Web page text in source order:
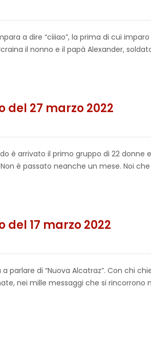
a dire “ciiiao”, la prima di cui
il nonno e il papà Alexander,
27 marzo 2022
è arrivato il primo gruppo di 22
è passato neanche un mese. Noi
17 marzo 2022
parlare di “Nuova Alcatraz”. Con chi
nei mille messaggi che si